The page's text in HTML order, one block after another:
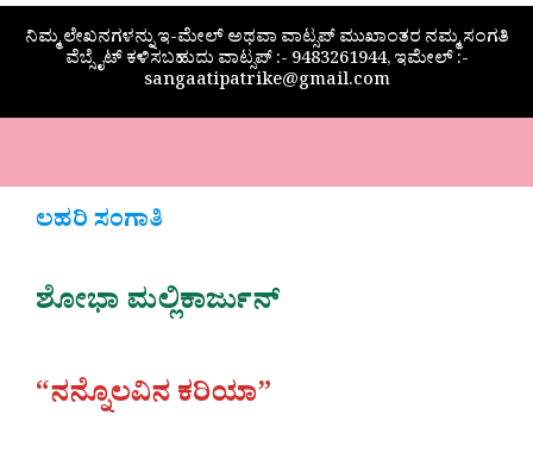
ನಿಮ್ಮ ಲೇಖನಗಳನ್ನು ಇ-ಮೇಲ್ ಅಥವಾ ವಾಟ್ಸಪ್ ಮುಖಾಂತರ ನಮ್ಮ ಸಂಗತಿ
ವೆಬ್ಸೈಟ್ ಕಳಿಸಬಹುದು ವಾಟ್ಸಪ್‌ :- 9483261944, ಇಮೇಲ್ :-
sangaatipatrike@gmail.com
ಲಹರಿ ಸಂಗಾತಿ
ಶೋಭಾ ಮಲ್ಲಿಕಾರ್ಜುನ್‌
“ನನ್ನೊಲವಿನ ಕರಿಯಾ”